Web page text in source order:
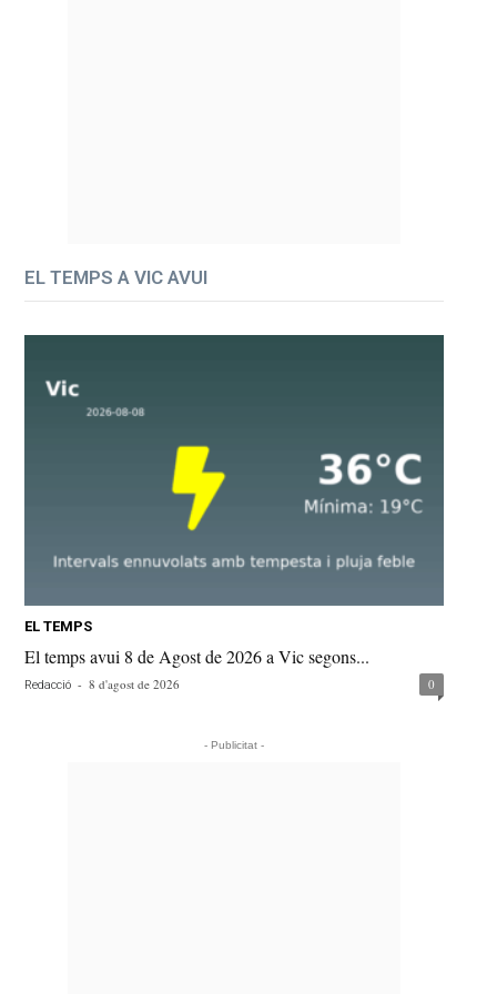
EL TEMPS A VIC AVUI
EL TEMPS
El temps avui 8 de Agost de 2026 a Vic segons...
Redacció - 8 d'agost de 2026 0
- Publicitat -